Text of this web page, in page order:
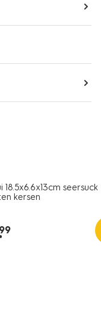
18.5x6.6x13cm
kersen
.
99